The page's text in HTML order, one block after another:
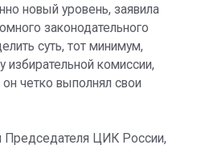
новый уровень, заявила
законодательного
суть, тот минимум,
комиссии,
четко выполнял свои
Председателя ЦИК России,